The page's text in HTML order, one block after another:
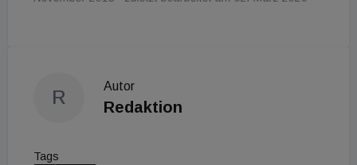
R
Autor
Redaktion
Tags